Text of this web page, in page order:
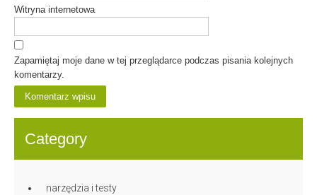
Witryna internetowa
Zapamiętaj moje dane w tej przeglądarce podczas pisania kolejnych
komentarzy.
Category
narzędzia i testy